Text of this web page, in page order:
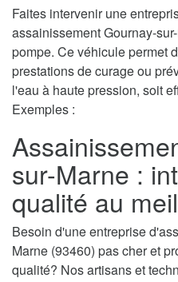
Faites intervenir une
assainissement Gournay-
pompe. Ce véhicule permet
prestations de curage ou
l'eau à haute pression, soit
Exemples :
sur-Marne :
qualité au
Besoin d'une entreprise
Marne (93460) pas cher et
qualité? Nos artisans et